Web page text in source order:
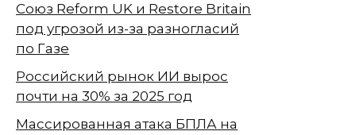
Союз Reform UK и Restore Britain
под угрозой из-за разногласий
по Газе
Российский рынок ИИ вырос
почти на 30% за 2025 год
Массированная атака БПЛА на